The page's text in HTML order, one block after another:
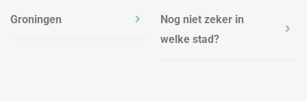
Groningen
Nog niet zeker in
welke stad?